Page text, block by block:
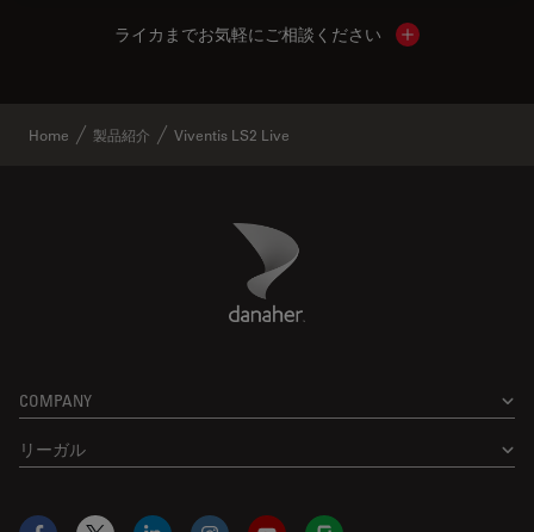
ライカまでお気軽にご相談ください Show local
Home 製品紹介 Viventis LS2 Live
Danaher Logo
COMPANY
リーガル